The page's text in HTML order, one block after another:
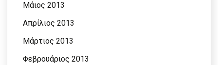
Μάιος 2013
Απρίλιος 2013
Μάρτιος 2013
Φεβρουάριος 2013